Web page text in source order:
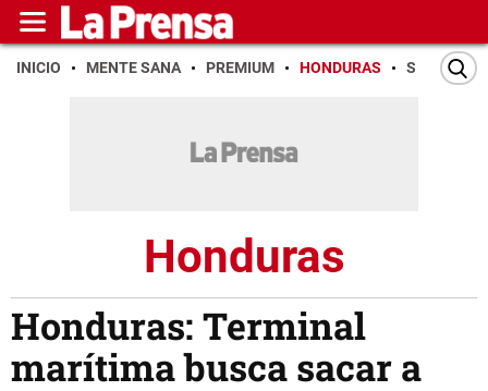
INICIO MENTE SANA PREMIUM HONDURAS SAN PEDRO
Honduras
Honduras: Terminal
marítima busca sacar a